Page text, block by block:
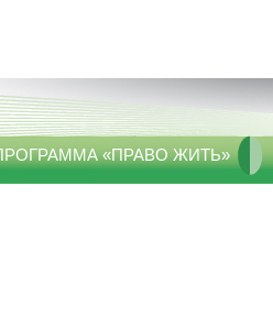
«ПРАВО ЖИТЬ»